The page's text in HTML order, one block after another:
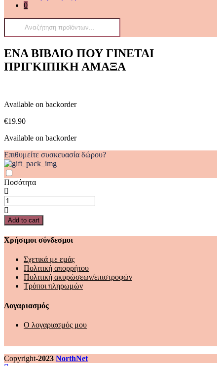
0
Products
ΕΝΑ ΒΙΒΛΙΟ ΠΟΥ ΓΙΝΕΤΑΙ
ΠΡΙΓΚΙΠΙΚΗ ΑΜΑΞΑ
Available on backorder
€19.90
Available on backorder
Επιθυμείτε συσκευασία δώρου?
Ποσότητα
ΕΝΑ
ΒΙΒΛΙΟ
ΠΟΥ
ΓΙΝΕΤΑΙ
ΠΡΙΓΚΙΠΙΚΗ
ΑΜΑΞΑ
Add to cart
Χρήσιμοι σύνδεσμοι
Σχετικά με εμάς
Πολιτική απορρήτου
Πολιτική ακυρώσεων/επιστροφών
Τρόποι πληρωμών
Λογαριασμός
Ο λογαριασμός μου
Copyright-2023 NorthNet